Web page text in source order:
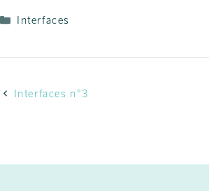
Interfaces
Interfaces n°3